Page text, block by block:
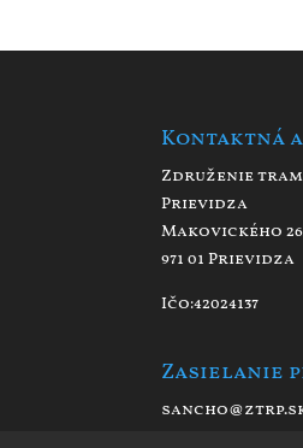
Kontaktná
Združenie
Prievidza
Makovického
971 01 Prievidza
Ičo:42024137
Zasielanie